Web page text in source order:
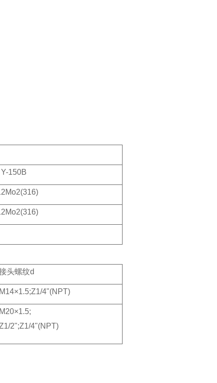
150B
头螺纹d
4"(NPT)
2";Z1/4"(NPT)